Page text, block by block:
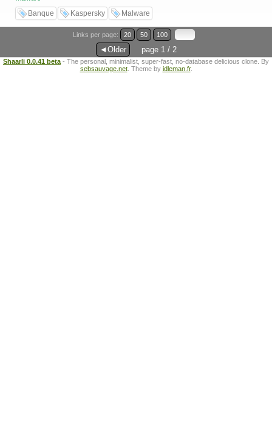
Banque Kaspersky Malware
Links per page: 20 50 100
◄Older page 1 / 2
Shaarli 0.0.41 beta - The personal, minimalist, super-fast, no-database delicious clone. By
sebsauvage.net. Theme by idleman.fr.